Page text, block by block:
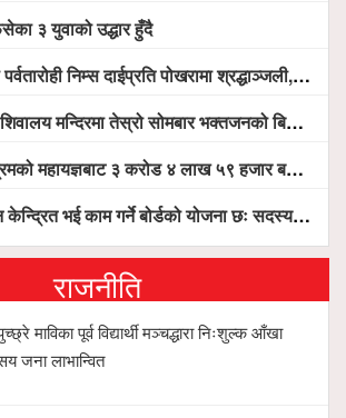
३ युवाको उद्धार हुँदै
दाईप्रति पोखरामा श्रद्धाञ्जली, दीप प्रज्वलन गर्दै योगदानको प्रशंसा (भिडियो सहित)
मन्दिरमा तेस्रो सोमबार भक्तजनको बिहानैदेखि घुइँचो
४ लाख ५९ हजार बचत, १ करोड ४४ लाख उठ्न बाँकी, विना संचार माध्यम तर प्रचार प्रसारमै भयो १९ लाख खर्च !
गर्ने बोर्डको योजना छः सदस्य पोखरेल, चलिय पोखरालाई थप प्रभावकारी बनाउन होटल संघको माग
राजनीति
माविका पूर्व विद्यार्थी मञ्चद्धारा निःशुल्क आँखा
जना लाभान्वित